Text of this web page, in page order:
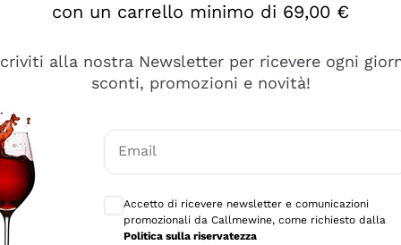
è male ma secondo me ci sono alternative che
con un carrello minimo di 69,00 €
alla nostra Newsletter per ricevere ogni
sconti, promozioni e novità!
Email
Accetto di ricevere newsletter e comunicazioni
promozionali da Callmewine, come richiesto dalla
Politica sulla riservatezza